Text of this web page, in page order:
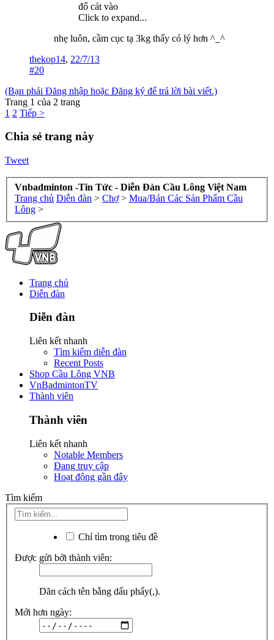
đổ cát vào
Click to expand...
nhẹ luôn, cầm cục tạ 3kg thấy có lý hơn ^_^
thekop14, 22/7/13
#20
(Bạn phải Đăng nhập hoặc Đăng ký để trả lời bài viết.)
Trang 1 của 2 trang
1 2 Tiếp >
Chia sẻ trang này
Tweet
Vnbadminton -Tin Tức - Diễn Đàn Cầu Lông Việt Nam
Trang chủ Diễn đàn > Chợ > Mua/Bán Các Sản Phẩm Cầu
Lông >
Trang chủ
Diễn đàn
Diễn đàn
Liên kết nhanh
Tìm kiếm diễn đàn
Recent Posts
Shop Cầu Lông VNB
VnBadmintonTV
Thành viên
Thành viên
Liên kết nhanh
Notable Members
Đang truy cập
Hoạt động gần đây
Tìm kiếm
Chỉ tìm trong tiêu đề
Được gửi bởi thành viên:
Dãn cách tên bằng dấu phẩy(,).
Mới hơn ngày: